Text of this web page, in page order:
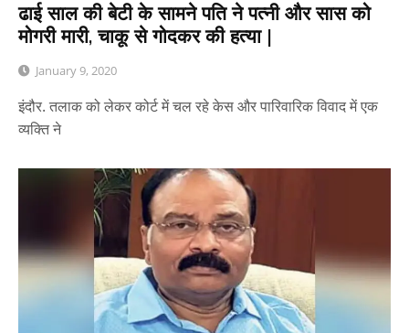
ढाई साल की बेटी के सामने पति ने पत्नी और सास को
मोगरी मारी, चाकू से गोदकर की हत्या |
January 9, 2020
इंदौर. तलाक को लेकर कोर्ट में चल रहे केस और पारिवारिक विवाद में एक
व्यक्ति ने